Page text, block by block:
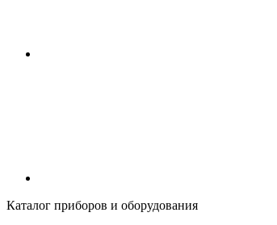
Каталог приборов и оборудования